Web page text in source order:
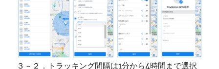
３－２．トラッキング間隔は1分から4時間まで選択